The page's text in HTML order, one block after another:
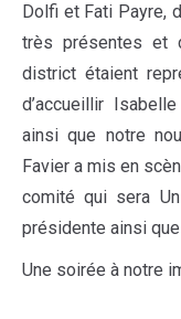
Dolfi et Fati Payre,
très présentes et
district étaient
d’accueillir
ainsi que notre
Favier a mis en
comité qui sera
présidente ainsi
Une soirée à notre